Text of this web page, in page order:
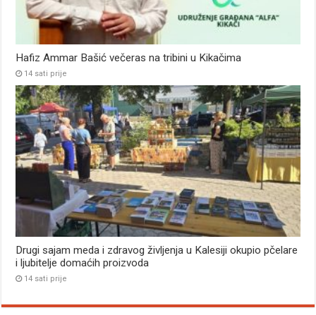
Hafiz Ammar Bašić večeras na tribini u Kikačima
14 sati prije
Drugi sajam meda i zdravog življenja u Kalesiji okupio pčelare
i ljubitelje domaćih proizvoda
14 sati prije